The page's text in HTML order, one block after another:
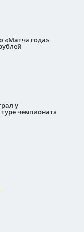
«Матча года»
у
чемпионата